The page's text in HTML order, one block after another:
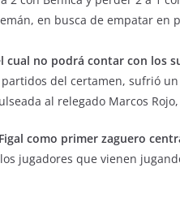
en busca de empatar
cual no podrá contar con los
del certamen, sufrió
al relegado Marcos
como primer zaguero
jugadores que vienen